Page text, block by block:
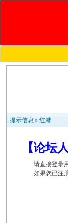
提示信息 »红港
【论坛
请直接登录
如果您已注